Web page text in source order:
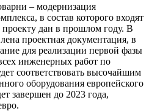
– модернизация
в состав которого входят
проекту дан в прошлом году. В
проектная документация, в
для реализации первой фазы
инженерных работ по
соответствовать высочайшим
оборудования европейского
завершен до 2023 года,